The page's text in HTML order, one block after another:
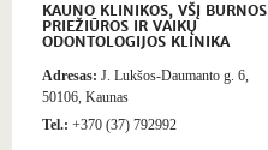
KAUNO KLINIKOS, VŠĮ BURNOS
PRIEŽIŪROS IR VAIKŲ
ODONTOLOGIJOS KLINIKA
Adresas: J. Lukšos-Daumanto g. 6,
50106, Kaunas
Tel.: +370 (37) 792992